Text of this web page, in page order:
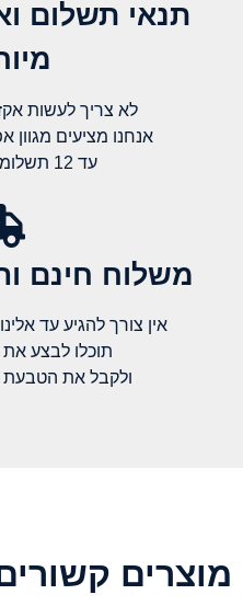
תנאי תשלום
לא צריך לעשות
אנחנו מציעים מגוון
עד 12 תשלומים ללא ריבית.
משלוח חינם
אין צורך להגיע עד אלינו,
תוכלו לבצע
ולקבל את
מוצרים